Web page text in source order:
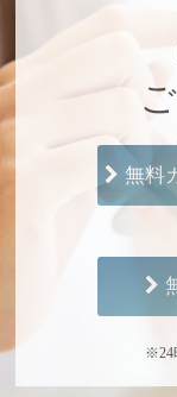
無料
※24